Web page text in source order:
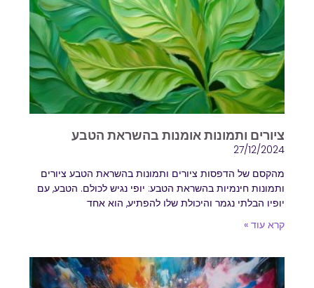
ציורים ותמונות אומנות בהשראת הטבע
27/12/2024
מהקסם של הדפסות ציורים ותמונות בהשראת הטבע ציורים
ותמונות חינמיות בהשראת הטבע: יופי נגיש לכולם. הטבע, עם
יופיו הבלתי נגמר והיכולת שלו להפתיע, הוא אחד
קרא עוד »